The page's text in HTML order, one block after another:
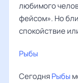
любимого
фейсом». Но
спокойствие
Рыбы
СегодняРыбы